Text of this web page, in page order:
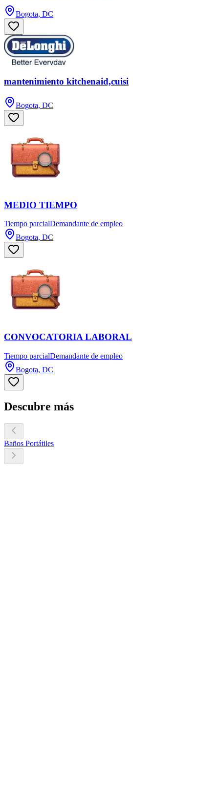
Bogota, DC
mantenimiento kitchenaid,cuisi
Bogota, DC
MEDIO TIEMPO
Tiempo parcialDemandante de empleo
Bogota, DC
CONVOCATORIA LABORAL
Tiempo parcialDemandante de empleo
Bogota, DC
Descubre más
Baños Portátiles